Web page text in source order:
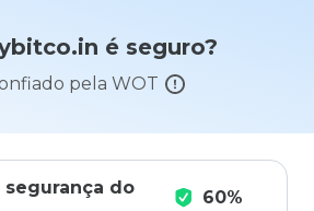
é seguro?
pela WOT
segurança do
60%